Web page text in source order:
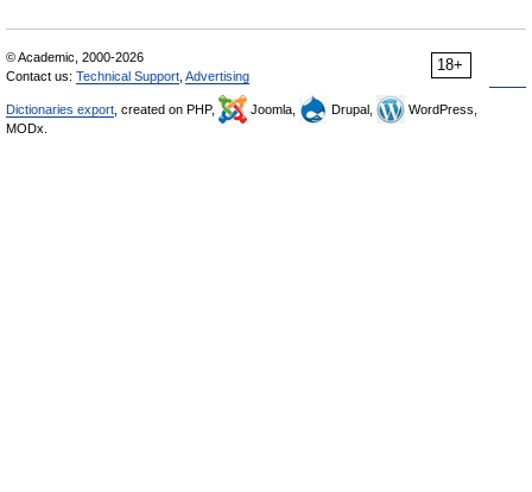
18+
© Academic, 2000-2026
Contact us: Technical Support Advertising
Dictionaries export , created on PHP, Joomla, Drupal,
WordPress,
MODx.